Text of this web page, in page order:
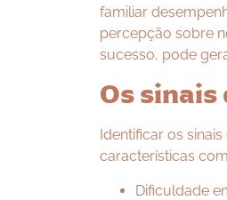
familiar
percepção sobre
sucesso, pode
Os
Identificar os
características
Dificuldade